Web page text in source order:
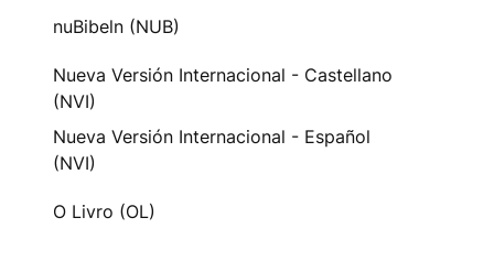
nuBibeln (NUB)
Nueva Versión Internacional - Castellano
(NVI)
Nueva Versión Internacional - Español
(NVI)
O Livro (OL)